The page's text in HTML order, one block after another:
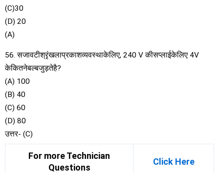
(C)30
(D) 20
(A)
56. सजावटीश्रृंखलाप्रकाशव्यवस्थाकेलिए, 240 V कीसप्लाईकेलिए 4V
केकितनेबल्बजुड़तेहै?
(A) 100
(B) 40
(C) 60
(D) 80
उत्तर- (C)
For more Technician
Questions
Click Here